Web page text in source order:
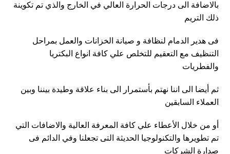
بالاضافة الى درجات الحرارة العالي في الخارج والذي تم تكوينة
ذلك التريم
فى هدير الدمام لنظافة و صيانة الخزانات والعمل بمراحل
التنظيف مع التعقيم للتخلص علي كافة انواع البكتريا
والفطريات
ثم أيضا الى اننا نهتم بأستمرار الى بناء علاقة وطيدة بيننا وبين
العملاء السابقين
أو من خلال الأعطاء علي كافة المعرفة العالية والاضافات التي
تم تطويرها والتكنولوجيا الحديثة التى تجعلنا وفي الدائم فى
صدارة الشركات